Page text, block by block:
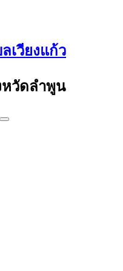
เวียงแก้ว
หวัดลำพูน